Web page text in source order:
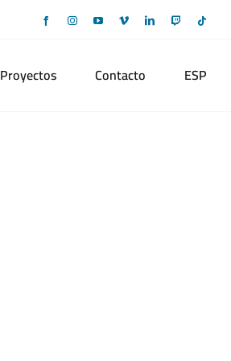
FacebookInstagramYouTubeVimeoLinkedInTwitch
Proyectos Contacto ESP